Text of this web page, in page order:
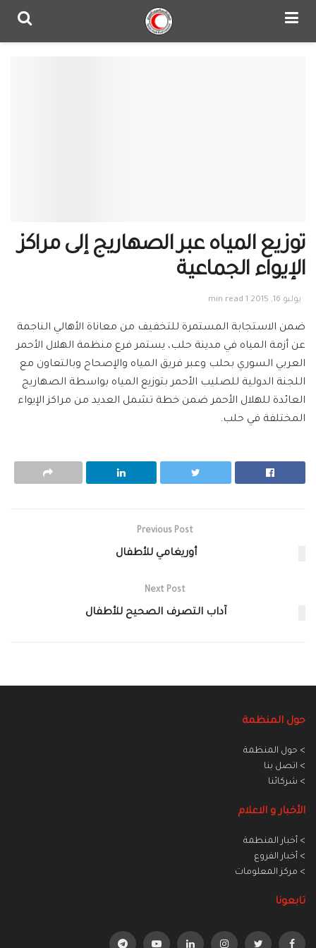
توزيع المياه عبر الصهاريج إلى مراكز
الإيواء الجماعية
يوليو 16, 2015 1 min read
ضمن الاستجابة المستمرة للتخفيف من معاناة الأهالي الناجمة
عن أزمة المياه في مدينة حلب، يستمر فرع منظمة الهلال الأحمر
العربي السوري بحلب وعبر فريق المياه والإصحاح وبالتعاون مع
اللجنة الدولية للصليب الأحمر بتوزيع المياه بواسطة الصهاريج
العائدة للهلال الأحمر ضمن خطة تشمل العديد من مراكز الإيواء
المختلفة في حلب.
Previous Post
أوريغامي للأطفال
Next Post
آداب التصرف الصحيح للأطفال
حول المنظمة
> حول المنظمة
> اتصل بنا
> شركائنا
الأخبار و الاعلام
> أخبار المنطمة
> أخبار الفروع
> مركز المعلومات
تابعونا